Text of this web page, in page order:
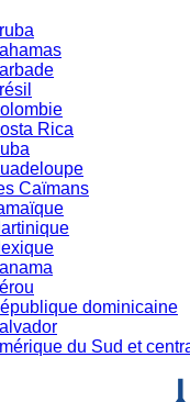
Rica
Caïmans
dominicaine
du Sud et